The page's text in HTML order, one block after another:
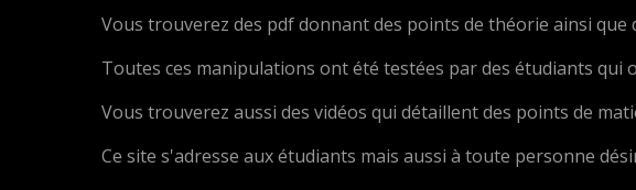
Vous trouverez des pdf donnant des points de théorie ainsi que
Toutes ces manipulations ont été testées par des étudiants qui
Vous trouverez aussi des vidéos qui détaillent des points de
Ce site s'adresse aux étudiants mais aussi à toute personne